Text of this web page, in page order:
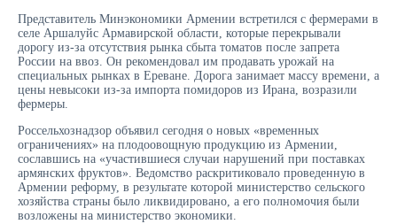
Представитель Минэкономики Армении встретился с фермерами в
селе Аршалуйс Армавирской области, которые перекрывали
дорогу из-за отсутствия рынка сбыта томатов после запрета
России на ввоз. Он рекомендовал им продавать урожай на
специальных рынках в Ереване. Дорога занимает массу времени, а
цены невысоки из-за импорта помидоров из Ирана, возразили
фермеры.
Россельхознадзор объявил сегодня о новых «временных
ограничениях» на плодоовощную продукцию из Армении,
сославшись на «участившиеся случаи нарушений при поставках
армянских фруктов». Ведомство раскритиковало проведенную в
Армении реформу, в результате которой министерство сельского
хозяйства страны было ликвидировано, а его полномочия были
возложены на министерство экономики.